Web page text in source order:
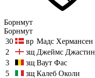
Борнмут
Борнмут
30
вр Мадс Хермансен
2
зщ Джеймс Джастин
3
зщ Ваут Фас
5
зщ Калеб Околи